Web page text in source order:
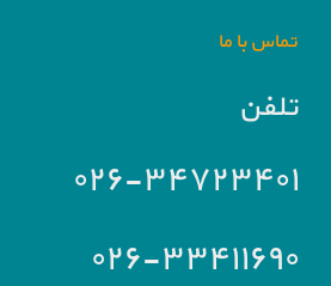
تماس با ما
تلفن
۰۲۶-۳۴۷۲۳۴۰۱
۰۲۶-۳۳۴۱۱۶۹۰